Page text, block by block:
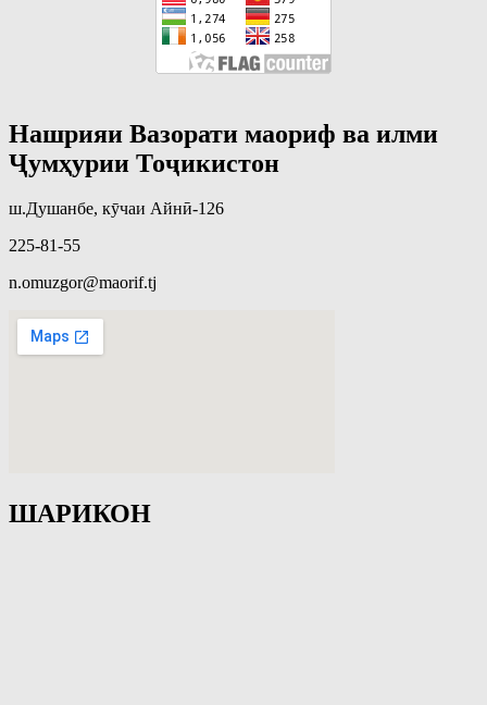
Нашрияи Вазорати маориф ва илми
Ҷумҳурии Тоҷикистон
ш.Душанбе, кӯчаи Айнӣ-126
225-81-55
n.omuzgor@maorif.tj
ШАРИКОН